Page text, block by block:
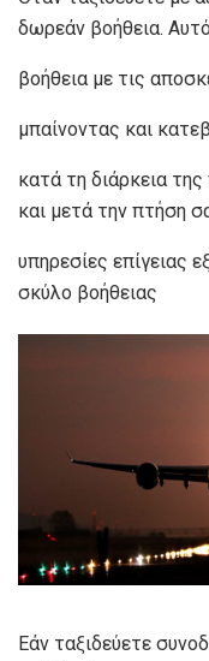
δωρεάν βοήθεια.
βοήθεια με τις
μπαίνοντας και
κατά τη διάρκεια
και μετά την πτήση
υπηρεσίες επίγειας
σκύλο βοήθειας
Εάν ταξιδεύετε